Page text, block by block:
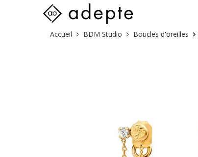
Vous
Accueil BDM Studio Boucles d'oreilles